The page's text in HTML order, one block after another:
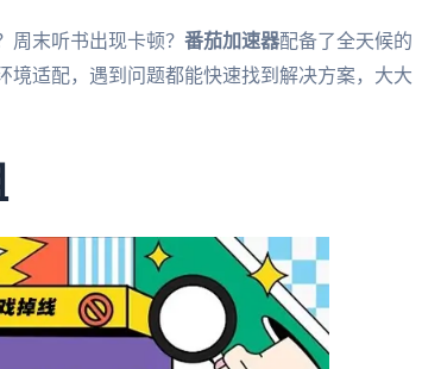
末听书出现卡顿？ 番茄加速器配备了全天候的
境适配，遇到问题都能快速找到解决方案，大大